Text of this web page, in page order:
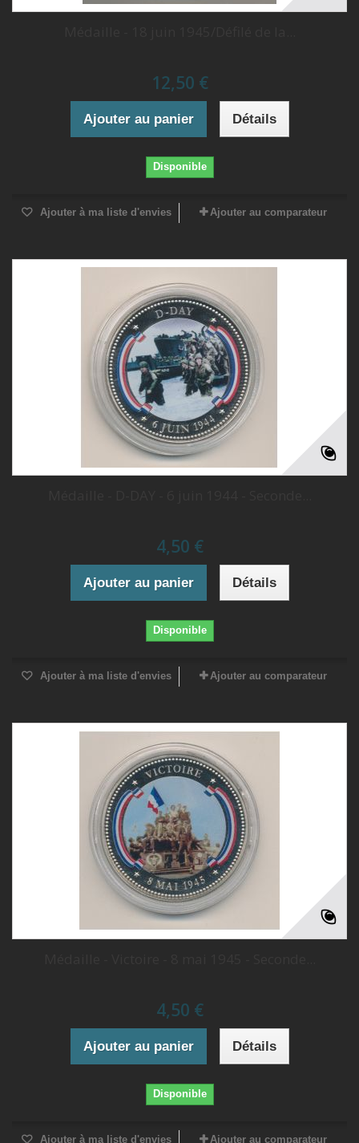
12,50 €
Ajouter au panier Détails
Disponible
Ajouter à ma liste d'envies Ajouter au comparateur
4,50 €
Ajouter au panier Détails
Disponible
Ajouter à ma liste d'envies Ajouter au comparateur
4,50 €
Ajouter au panier Détails
Disponible
Ajouter à ma liste d'envies Ajouter au comparateur